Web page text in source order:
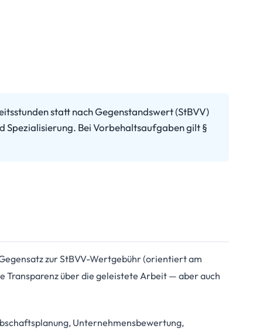
statt nach Gegenstandswert (StBVV)
Spezialisierung. Bei Vorbehaltsaufgaben gilt §
zur StBVV-Wertgebühr (orientiert am
Transparenz über die geleistete Arbeit — aber auch
Unternehmensbewertung,